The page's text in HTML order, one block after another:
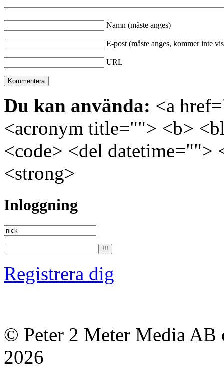
Namn (måste anges)
E-post (måste anges, kommer inte
URL
Du kan använda: <a
<acronym title=""> <b>
<code> <del
<strong>
Inloggning
Registrera dig
© Peter 2 Meter Media AB
2026